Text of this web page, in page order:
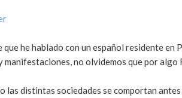
he hablado con un español residente en
no olvidemos que por algo
distintas sociedades se comportan